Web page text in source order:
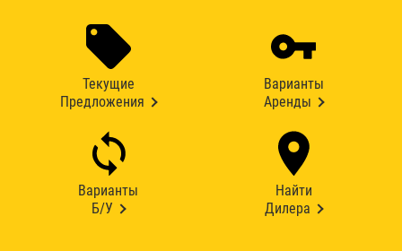
Текущие
Предложения
Варианты
Аренды
Варианты
Б/У
Найти
Дилера